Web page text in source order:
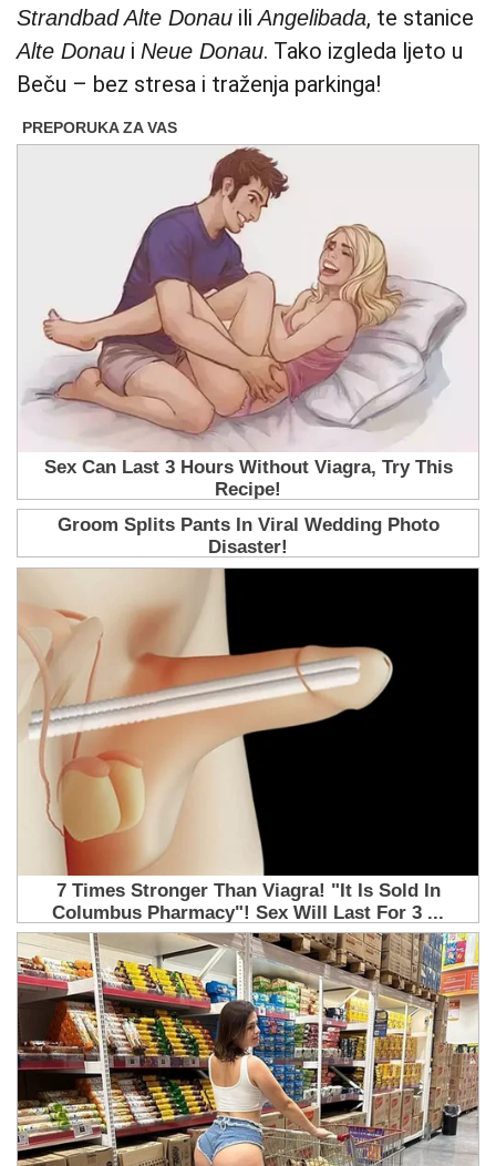
Strandbad Alte Donau iliAngelibada, te stanice
Alte Donau i Neue Donau. Tako izgleda ljeto u
Beču – bez stresa i traženja parkinga!